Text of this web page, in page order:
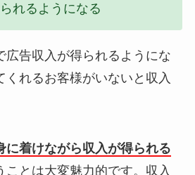
れるようになる
広告収入が得られるようにな
くれるお客様がいないと収入
に着けながら収入が得られる
ことは大変魅力的です。収入